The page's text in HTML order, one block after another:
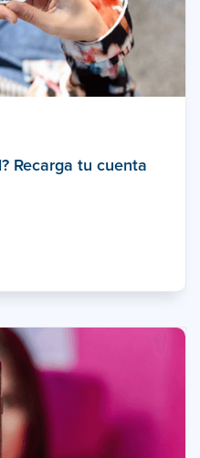
Recarga tu cuenta